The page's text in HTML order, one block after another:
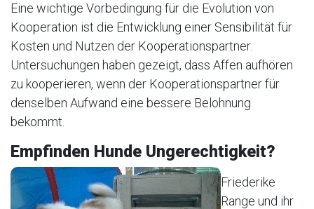
Eine wichtige Vorbedingung für die Evolution von
Kooperation ist die Entwicklung einer Sensibilität für
Kosten und Nutzen der Kooperationspartner.
Untersuchungen haben gezeigt, dass Affen aufhören
zu kooperieren, wenn der Kooperationspartner für
denselben Aufwand eine bessere Belohnung
bekommt.
Empfinden Hunde Ungerechtigkeit?
Friederike
Range und ihr